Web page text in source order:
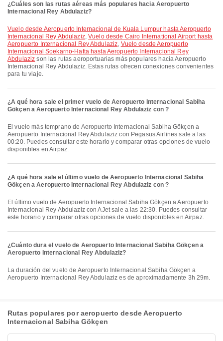
¿Cuáles son las rutas aéreas más populares hacia Aeropuerto
Internacional Rey Abdulaziz?
Vuelo desde Aeropuerto Internacional de Kuala Lumpur hasta Aeropuerto
Internacional Rey Abdulaziz,Vuelo desde Cairo International Airport hasta
Aeropuerto Internacional Rey Abdulaziz, Vuelo desde Aeropuerto
Internacional Soekarno-Hatta hasta Aeropuerto Internacional Rey
Abdulaziz son las rutas aeroportuarias más populares hacia Aeropuerto
Internacional Rey Abdulaziz. Estas rutas ofrecen conexiones convenientes
para tu viaje.
¿A qué hora sale el primer vuelo de Aeropuerto Internacional Sabiha
Gökçen a Aeropuerto Internacional Rey Abdulaziz con ?
El vuelo más temprano de Aeropuerto Internacional Sabiha Gökçen a
Aeropuerto Internacional Rey Abdulaziz con Pegasus Airlines sale a las
00:20. Puedes consultar este horario y comparar otras opciones de vuelo
disponibles en Airpaz.
¿A qué hora sale el último vuelo de Aeropuerto Internacional Sabiha
Gökçen a Aeropuerto Internacional Rey Abdulaziz con ?
El último vuelo de Aeropuerto Internacional Sabiha Gökçen a Aeropuerto
Internacional Rey Abdulaziz con AJet sale a las 22:30. Puedes consultar
este horario y comparar otras opciones de vuelo disponibles en Airpaz.
¿Cuánto dura el vuelo de Aeropuerto Internacional Sabiha Gökçen a
Aeropuerto Internacional Rey Abdulaziz?
La duración del vuelo de Aeropuerto Internacional Sabiha Gökçen a
Aeropuerto Internacional Rey Abdulaziz es de aproximadamente 3h 29m.
Rutas populares por aeropuerto desde Aeropuerto
Internacional Sabiha Gökçen